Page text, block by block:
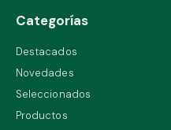
Categorías
Destacados
Novedades
Seleccionados
Productos